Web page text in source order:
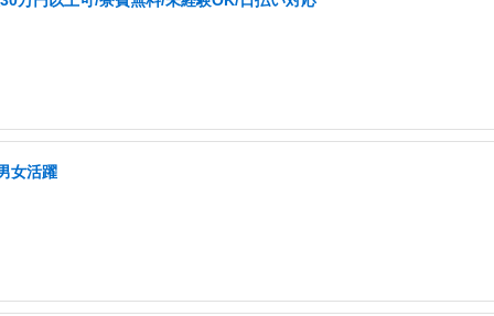
女活躍